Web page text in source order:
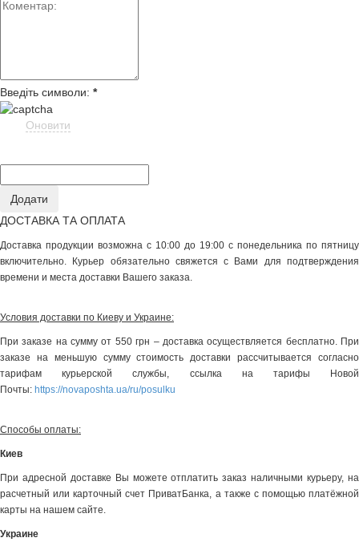
Введіть символи: *
Оновити
ДОСТАВКА ТА ОПЛАТА
Доставка продукции возможна с 10:00 до 19:00 с понедельника по пятницу
включительно. Курьер обязательно свяжется с Вами для подтверждения
времени и места доставки Вашего заказа.
Условия доставки по Киеву и Украине:
При заказе на сумму от 550 грн – доставка осуществляется бесплатно. При
заказе на меньшую сумму стоимость доставки рассчитывается согласно
тарифам курьерской службы, ссылка на тарифы Новой
Почты: https://novaposhta.ua/ru/posulku
Способы оплаты:
Киев
При адресной доставке Вы можете отплатить заказ наличными курьеру, на
расчетный или карточный счет ПриватБанка, а также с помощью платёжной
карты на нашем сайте.
Украине